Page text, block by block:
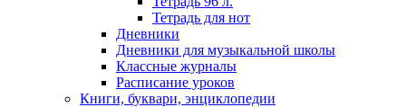
Тетрадь для нот
Дневники
Дневники для музыкальной школы
Классные журналы
Расписание уроков
Книги, буквари, энциклопедии